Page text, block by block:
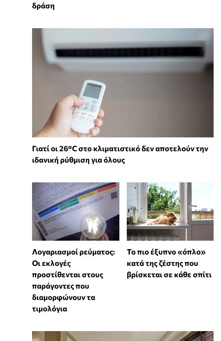
δράση
Γιατί οι 26°C στο κλιματιστικό δεν αποτελούν την
ιδανική ρύθμιση για όλους
Λογαριασμοί ρεύματος:
Οι εκλογές
προστίθενται στους
παράγοντες που
διαμορφώνουν τα
τιμολόγια
To πιο έξυπνο «όπλο»
κατά της ζέστης που
βρίσκεται σε κάθε σπίτι